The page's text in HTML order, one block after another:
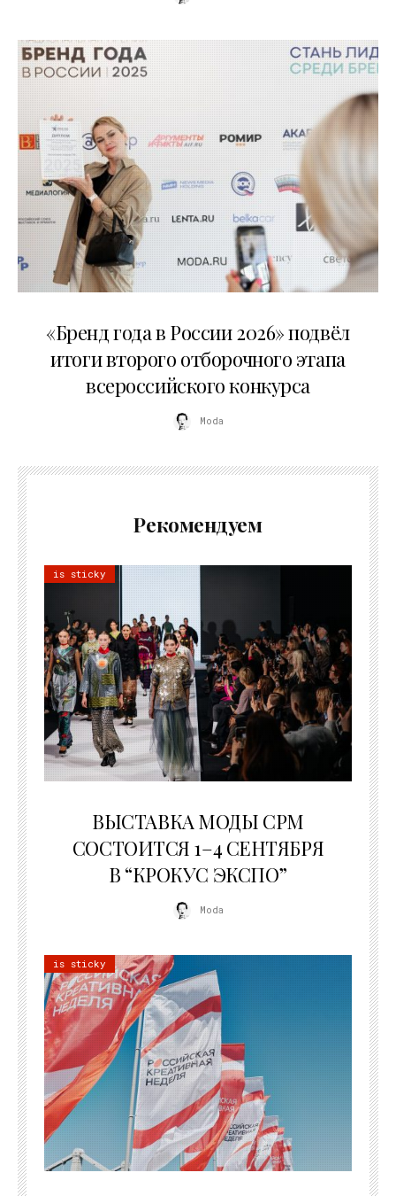
«Бренд года в России 2026» подвёл
итоги второго отборочного этапа
всероссийского конкурса
Moda
Рекомендуем
is sticky
ВЫСТАВКА МОДЫ CPM
СОСТОИТСЯ 1–4 СЕНТЯБРЯ
В “КРОКУС ЭКСПО”
Moda
is sticky